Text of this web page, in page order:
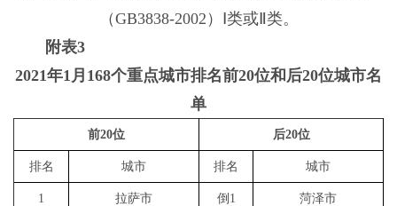
（GB3838-2002）Ⅰ类或Ⅱ类。
附表3
2021年1月168个重点城市排名前20位和后20位城市名
单
前20位 后20位
排名 城市 排名 城市
1 拉萨市 倒1 菏泽市